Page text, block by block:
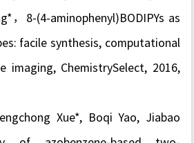
，8-(4-aminophenyl)BODIPYs as
facile synthesis, computational
imaging, ChemistrySelect , 2016,
Xue*, Boqi Yao, Jiabao